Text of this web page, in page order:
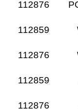
112876
112859
112876
112859
112876